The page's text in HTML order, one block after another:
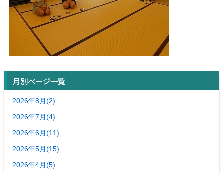
月別ページ一覧
2026年8月(2)
2026年7月(4)
2026年6月(11)
2026年5月(15)
2026年4月(5)